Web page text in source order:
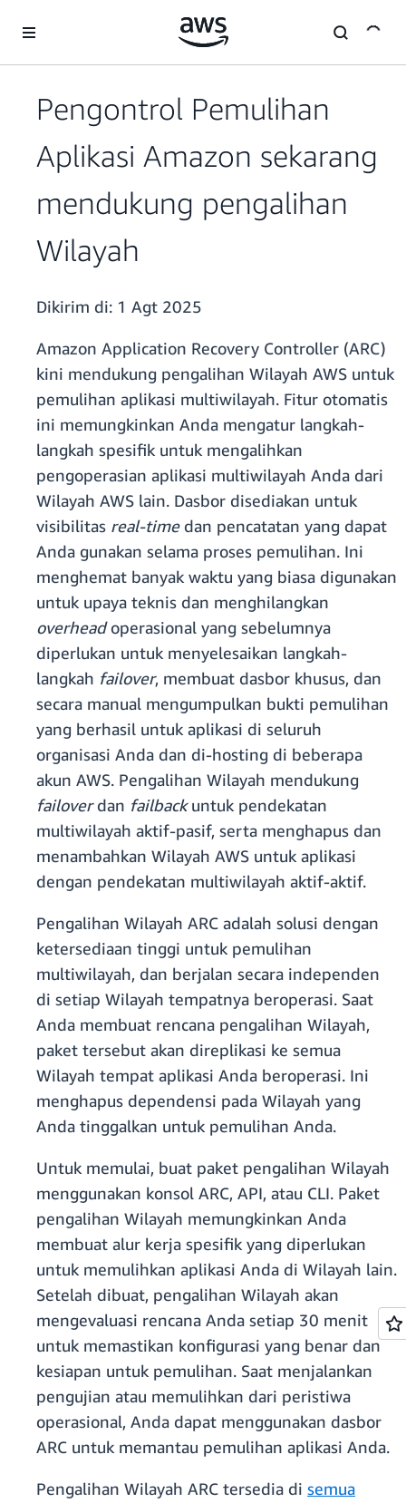
Pengontrol Pemulihan
Aplikasi Amazon sekarang
mendukung pengalihan
Wilayah
Dikirim di: 1 Agt 2025
Amazon Application Recovery Controller (ARC)
kini mendukung pengalihan Wilayah AWS untuk
pemulihan aplikasi multiwilayah. Fitur otomatis
ini memungkinkan Anda mengatur langkah-
langkah spesifik untuk mengalihkan
pengoperasian aplikasi multiwilayah Anda dari
Wilayah AWS lain. Dasbor disediakan untuk
visibilitas real-timedan pencatatan yang dapat
Anda gunakan selama proses pemulihan. Ini
menghemat banyak waktu yang biasa digunakan
untuk upaya teknis dan menghilangkan
overheadoperasional yang sebelumnya
diperlukan untuk menyelesaikan langkah-
langkah failover, membuat dasbor khusus, dan
secara manual mengumpulkan bukti pemulihan
yang berhasil untuk aplikasi di seluruh
organisasi Anda dan di-hosting di beberapa
akun AWS. Pengalihan Wilayah mendukung
failoverdan failbackuntuk pendekatan
multiwilayah aktif-pasif, serta menghapus dan
menambahkan Wilayah AWS untuk aplikasi
dengan pendekatan multiwilayah aktif-aktif.
Pengalihan Wilayah ARC adalah solusi dengan
ketersediaan tinggi untuk pemulihan
multiwilayah, dan berjalan secara independen
di setiap Wilayah tempatnya beroperasi. Saat
Anda membuat rencana pengalihan Wilayah,
paket tersebut akan direplikasi ke semua
Wilayah tempat aplikasi Anda beroperasi. Ini
menghapus dependensi pada Wilayah yang
Anda tinggalkan untuk pemulihan Anda.
Untuk memulai, buat paket pengalihan Wilayah
menggunakan konsol ARC, API, atau CLI. Paket
pengalihan Wilayah memungkinkan Anda
membuat alur kerja spesifik yang diperlukan
untuk memulihkan aplikasi Anda di Wilayah lain.
Setelah dibuat, pengalihan Wilayah akan
mengevaluasi rencana Anda setiap 30 menit
untuk memastikan konfigurasi yang benar dan
kesiapan untuk pemulihan. Saat menjalankan
pengujian atau memulihkan dari peristiwa
operasional, Anda dapat menggunakan dasbor
ARC untuk memantau pemulihan aplikasi Anda.
Pengalihan Wilayah ARC tersedia di semua